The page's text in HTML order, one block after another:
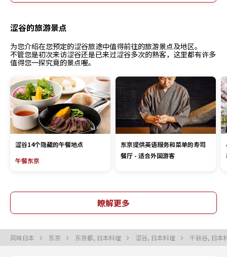
涩谷的旅游景点
为您介绍在您预定的涩谷旅途中值得前往的旅游景点及地区。
不管您是初次来访涩谷还是已来过涩谷多次的熟客，这里都有许多
值得您一探究竟的景点喔。
涩谷14个隐藏的午餐地点
午餐东京
东京提供英语服务和菜单的寿司
餐厅 - 适合外国游客
瞭解更多
风味日本 东京 东京都, 日本料理 涩谷, 日本料理 千驮谷, 日本